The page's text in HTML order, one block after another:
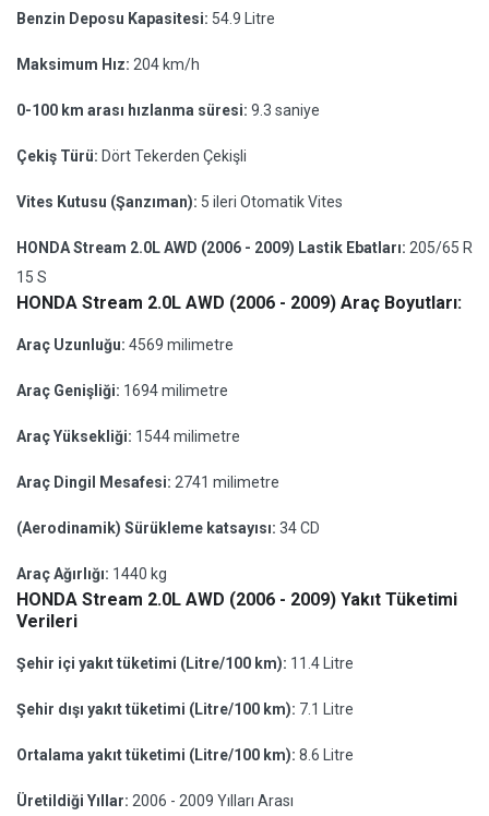
Benzin Deposu Kapasitesi: 54.9 Litre
Maksimum Hız: 204 km/h
0-100 km arası hızlanma süresi: 9.3 saniye
Çekiş Türü: Dört Tekerden Çekişli
Vites Kutusu (Şanzıman): 5 ileri Otomatik Vites
HONDA Stream 2.0L AWD (2006 - 2009) Lastik Ebatları: 205/65 R
15 S
HONDA Stream 2.0L AWD (2006 - 2009) Araç Boyutları:
Araç Uzunluğu: 4569 milimetre
Araç Genişliği: 1694 milimetre
Araç Yüksekliği: 1544 milimetre
Araç Dingil Mesafesi: 2741 milimetre
(Aerodinamik) Sürükleme katsayısı: 34 CD
Araç Ağırlığı: 1440 kg
HONDA Stream 2.0L AWD (2006 - 2009) Yakıt Tüketimi
Verileri
Şehir içi yakıt tüketimi (Litre/100 km): 11.4 Litre
Şehir dışı yakıt tüketimi (Litre/100 km): 7.1 Litre
Ortalama yakıt tüketimi (Litre/100 km): 8.6 Litre
Üretildiği Yıllar: 2006 - 2009 Yılları Arası